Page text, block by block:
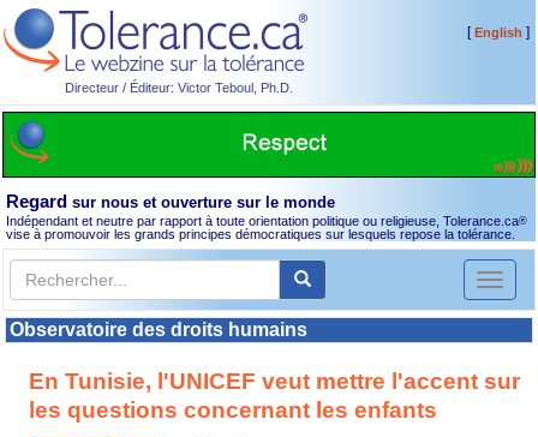
Directeur / Éditeur: Victor Teboul, Ph.D.
[English ]
Regard sur nous et ouverture sur le monde
Indépendant et neutre par rapport à toute orientation politique ou religieuse, Tolerance.ca®
vise à promouvoir les grands principes démocratiques sur lesquels repose la tolérance.
Toggle
Observatoire des droits humains
En Tunisie, l'UNICEF veut mettre l'accent sur
les questions concernant les enfants